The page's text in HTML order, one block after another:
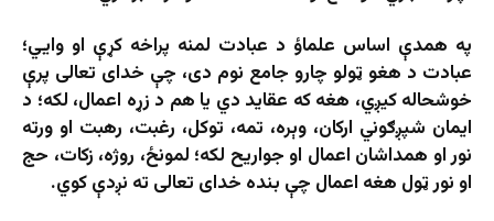
په همدې اساس علماؤ د عبادت لمنه پراخه کړې او وايي؛
عبادت د هغو ټولو چارو جامع نوم دی، چې خدای تعالی پرې
خوشحاله کیږي، هغه که عقاید دي یا هم د زړه اعمال، لکه؛ د
ایمان شپږګوني ارکان، وېره، تمه، توکل، رغبت، رهبت او ورته
نور او همداشان اعمال او جواریح لکه؛ لمونځ، روژه، زکات، حج
او نور ټول هغه اعمال چې بنده خدای تعالی ته نږدې کوي.